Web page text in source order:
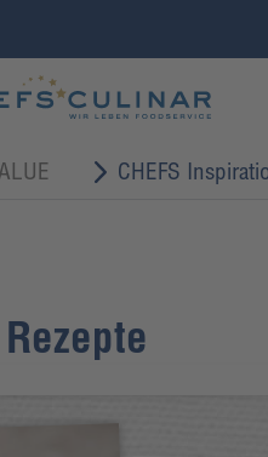
CHEFS
Rezepte